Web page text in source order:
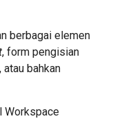
berbagai elemen
, form pengisian
bahkan
Workspace